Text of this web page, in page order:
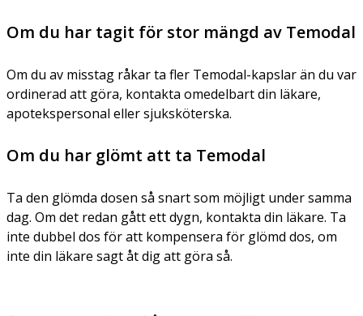
Om du har tagit för stor mängd av Temodal
Om du av misstag råkar ta fler Temodal-kapslar än du var
ordinerad att göra, kontakta omedelbart din läkare,
apotekspersonal eller sjuksköterska.
Om du har glömt att ta Temodal
Ta den glömda dosen så snart som möjligt under samma
dag. Om det redan gått ett dygn, kontakta din läkare. Ta
inte dubbel dos för att kompensera för glömd dos, om
inte din läkare sagt åt dig att göra så.